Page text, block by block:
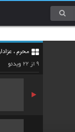
محرم ،
۹از ۲۲ ویدئو
8